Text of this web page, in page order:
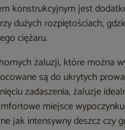
konstrukcyjnym jest
dużych rozpiętościach,
ciężaru.
żaluzji, które można
są do ukrytych
zadaszenia, żaluzje
miejsce
jak intensywny deszcz czy